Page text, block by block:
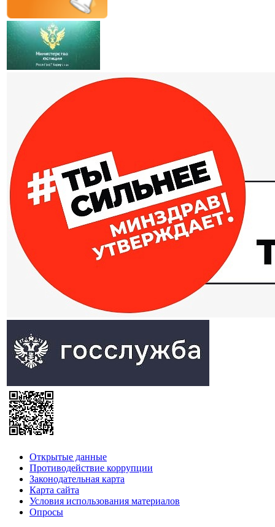
Открытые данные
Противодействие коррупции
Законодательная карта
Карта сайта
Условия использования материалов
Опросы